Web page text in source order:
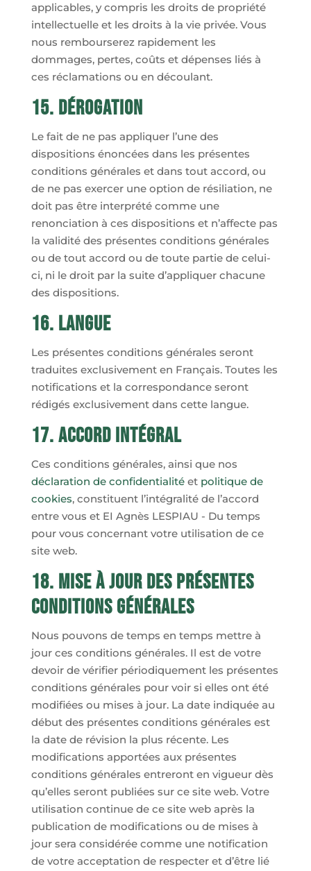
applicables, y compris les droits de propriété
intellectuelle et les droits à la vie privée. Vous
nous rembourserez rapidement les
dommages, pertes, coûts et dépenses liés à
ces réclamations ou en découlant.
15. Dérogation
Le fait de ne pas appliquer l’une des
dispositions énoncées dans les présentes
conditions générales et dans tout accord, ou
de ne pas exercer une option de résiliation, ne
doit pas être interprété comme une
renonciation à ces dispositions et n’affecte pas
la validité des présentes conditions générales
ou de tout accord ou de toute partie de celui-
ci, ni le droit par la suite d’appliquer chacune
des dispositions.
16. Langue
Les présentes conditions générales seront
traduites exclusivement en Français. Toutes les
notifications et la correspondance seront
rédigés exclusivement dans cette langue.
17. Accord intégral
Ces conditions générales, ainsi que nos
déclaration de confidentialitéet politique de
cookies, constituent l’intégralité de l’accord
entre vous et EI Agnès LESPIAU - Du temps
pour vous concernant votre utilisation de ce
site web.
18. Mise à jour des présentes
conditions générales
Nous pouvons de temps en temps mettre à
jour ces conditions générales. Il est de votre
devoir de vérifier périodiquement les présentes
conditions générales pour voir si elles ont été
modifiées ou mises à jour. La date indiquée au
début des présentes conditions générales est
la date de révision la plus récente. Les
modifications apportées aux présentes
conditions générales entreront en vigueur dès
qu’elles seront publiées sur ce site web. Votre
utilisation continue de ce site web après la
publication de modifications ou de mises à
jour sera considérée comme une notification
de votre acceptation de respecter et d’être lié